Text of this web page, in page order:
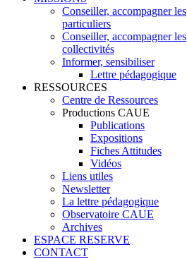
Conseiller, accompagner les
particuliers
Conseiller, accompagner les
collectivités
Informer, sensibiliser
Lettre pédagogique
RESSOURCES
Centre de Ressources
Productions CAUE
Publications
Expositions
Fiches Attitudes
Vidéos
Liens utiles
Newsletter
La lettre pédagogique
Observatoire CAUE
Archives
ESPACE RESERVE
CONTACT